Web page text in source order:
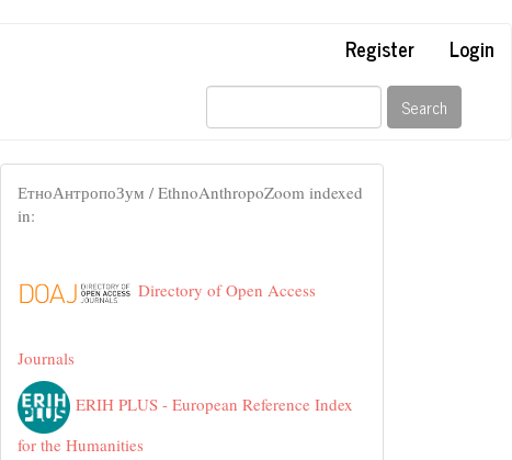
Register
Login
Search
ЕтноАнтропоЗум / EthnoAnthropoZoom indexed
in:
Directory of Open Access
Journals
ERIH PLUS - European Reference Index
for the Humanities